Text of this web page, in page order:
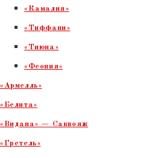
«Камалия»
«Тиффани»
«Тиюна»
«Феония»
«Армелль»
«Белита»
«Видана» — Саквояж
«Гретель»